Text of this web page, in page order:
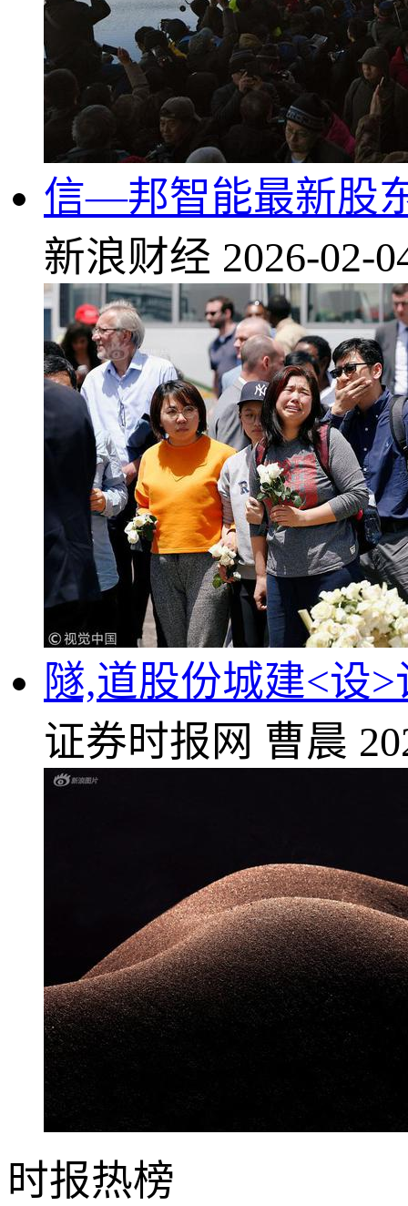
信—邦智能最新股
新浪财经 2026-02-
隧,道股份城建<设
证券时报网 曹晨
时报热榜